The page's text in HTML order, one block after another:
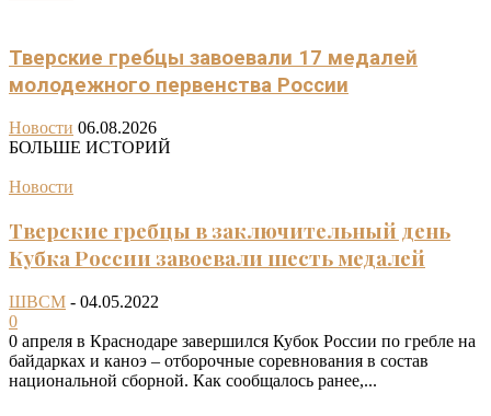
Тверские гребцы завоевали 17 медалей
молодежного первенства России
Новости 06.08.2026
БОЛЬШЕ ИСТОРИЙ
Новости
Тверские гребцы в заключительный день
Кубка России завоевали шесть медалей
ШВСМ - 04.05.2022
0
0 апреля в Краснодаре завершился Кубок России по гребле на
байдарках и каноэ – отборочные соревнования в состав
национальной сборной. Как сообщалось ранее,...